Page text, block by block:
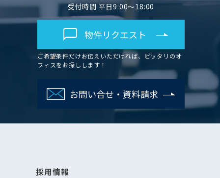
受付時間 平日9:00～18:00
物件リクエスト
ご希望条件だけお伝えいただければ、ピッタリのオ
フィスをお探しします！
お問い合せ・資料請求
採用情報